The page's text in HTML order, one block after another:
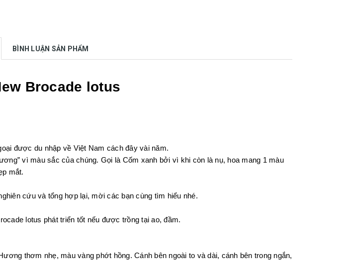
BÌNH LUẬN SẢN PHẨM
Brocade lotus
được du nhập về Việt Nam cách đây vài năm.
vì màu sắc của chúng. Gọi là Cốm xanh bởi vì khi còn là nụ, hoa mang 1 màu
mắt.
cứu và tổng hợp lại, mời các bạn cùng tìm hiểu nhé.
lotus phát triển tốt nếu được trồng tại ao, đầm.
thơm nhẹ, màu vàng phớt hồng. Cánh bên ngoài to và dài, cánh bên trong ngắn,